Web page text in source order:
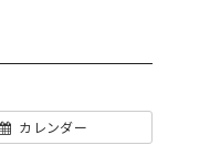
カレンダー